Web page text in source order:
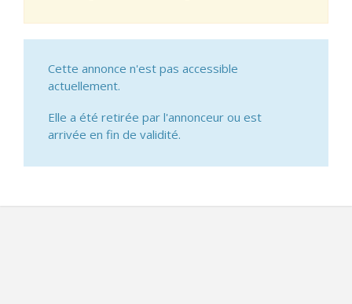
Cette annonce n'est pas accessible
actuellement.
Elle a été retirée par l'annonceur ou est
arrivée en fin de validité.